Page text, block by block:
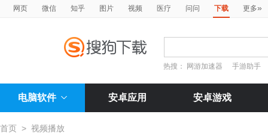
网页 微信 知乎 图片 视频 医疗 问问 下载 更多»
热搜： 网游加速器 手游助手
电脑软件 安卓应用 安卓游戏
首页 > 视频播放